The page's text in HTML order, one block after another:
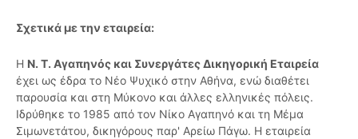
Σχετικά με την εταιρεία:
Η Ν. Τ. Αγαπηνός και Συνεργάτες Δικηγορική Εταιρεία
έχει ως έδρα το Νέο Ψυχικό στην Αθήνα, ενώ διαθέτει
παρουσία και στη Μύκονο και άλλες ελληνικές πόλεις.
Ιδρύθηκε το 1985 από τον Νίκο Αγαπηνό και τη Μέμα
Σιμωνετάτου, δικηγόρους παρ' Αρείω Πάγω. Η εταιρεία